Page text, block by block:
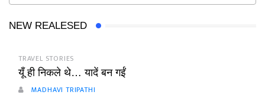
NEW REALESED
TRAVEL STORIES
यूँ ही निकले थे… यादें बन गईं
MADHAVI TRIPATHI